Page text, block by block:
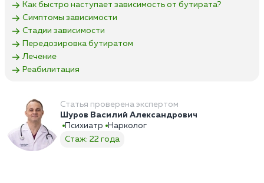
Как быстро наступает зависимость от бутирата?
Симптомы зависимости
Стадии зависимости
Передозировка бутиратом
Лечение
Реабилитация
Статья проверена экспертом
Шуров Василий Александрович
Психиатр
Нарколог
Стаж: 22 года